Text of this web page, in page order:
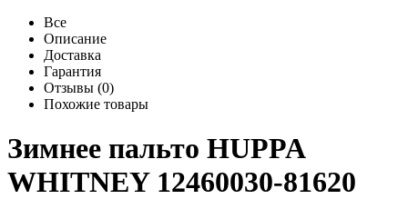
Все
Описание
Доставка
Гарантия
Отзывы (0)
Похожие товары
Зимнее пальто HUPPA
WHITNEY 12460030-81620